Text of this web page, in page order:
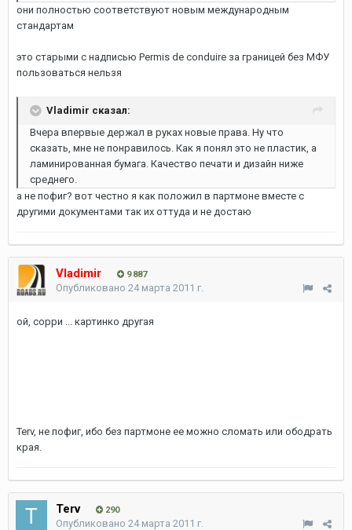
они полностью соответствуют новым международным
стандартам
это старыми с надписью Permis de conduire за границей без МФУ
пользоваться нельзя
Vladimir сказал:
Вчера впервые держал в руках новые права. Ну что
сказать, мне не понравилось. Как я понял это не пластик, а
ламинированная бумага. Качество печати и дизайн ниже
среднего.
а не пофиг? вот честно я как положил в партмоне вместе с
другими документами так их оттуда и не достаю
Vladimir 9 887
Опубликовано 24 марта 2011 г.
ой, сорри ... картинко другая
Terv, не пофиг, ибо без партмоне ее можно сломать или ободрать
края.
Terv 290
Опубликовано 24 марта 2011 г.